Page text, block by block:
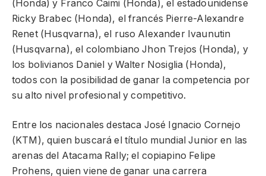
(Honda) y Franco Caimi (Honda), el estadounidense
Ricky Brabec (Honda), el francés Pierre-Alexandre
Renet (Husqvarna), el ruso Alexander Ivaunutin
(Husqvarna), el colombiano Jhon Trejos (Honda), y
los bolivianos Daniel y Walter Nosiglia (Honda),
todos con la posibilidad de ganar la competencia por
su alto nivel profesional y competitivo.
Entre los nacionales destaca José Ignacio Cornejo
(KTM), quien buscará el título mundial Junior en las
arenas del Atacama Rally; el copiapino Felipe
Prohens, quien viene de ganar una carrera